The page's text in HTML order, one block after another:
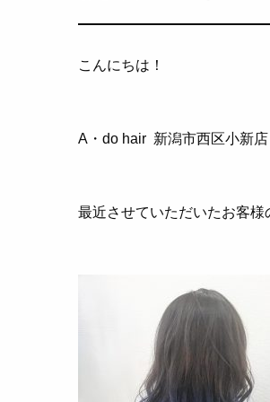
こんにちは！
A・do hair 新潟市西区小新店
最近させていただいたお客